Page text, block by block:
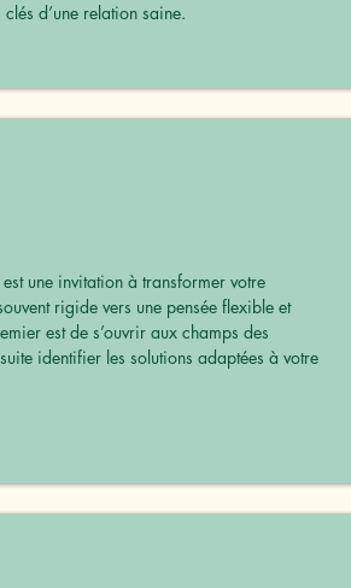
d’une relation saine.
est une invitation à transformer votre
rigide vers une pensée flexible et
est de s’ouvrir aux champs des
identifier les solutions adaptées à votre